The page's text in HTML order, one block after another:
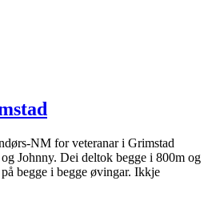
NM for veteranar i Grimstad
Johnny. Dei deltok begge i 800m og
begge i begge øvingar. Ikkje